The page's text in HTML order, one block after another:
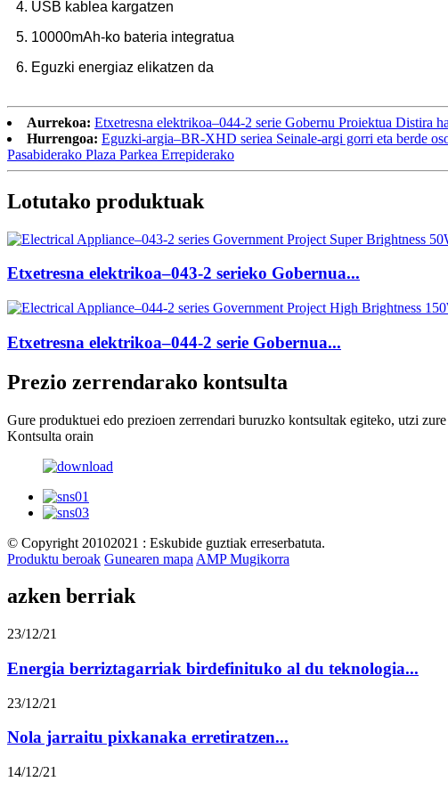
4. USB kablea kargatzen
5. 10000mAh-ko bateria integratua
6. Eguzki energiaz elikatzen da
Aurrekoa: Etxetresna elektrikoa–044-2 serie Gobernu Proiektua
Hurrengoa: Eguzki-argia–BR-XHD seriea Seinale-argi gorri eta berde
Pasabiderako Plaza Parkea Errepiderako
Lotutako produktuak
Etxetresna elektrikoa–043-2 serieko Gobernua...
Etxetresna elektrikoa–044-2 serie Gobernua...
Prezio zerrendarako kontsulta
Gure produktuei edo prezioen zerrendari buruzko kontsultak egiteko, utzi
Kontsulta orain
© Copyright 20102021 : Eskubide guztiak erreserbatuta.
Produktu beroak Gunearen mapa AMP Mugikorra
azken berriak
23/12/21
Energia berriztagarriak birdefinituko al du teknologia...
23/12/21
Nola jarraitu pixkanaka erretiratzen...
14/12/21